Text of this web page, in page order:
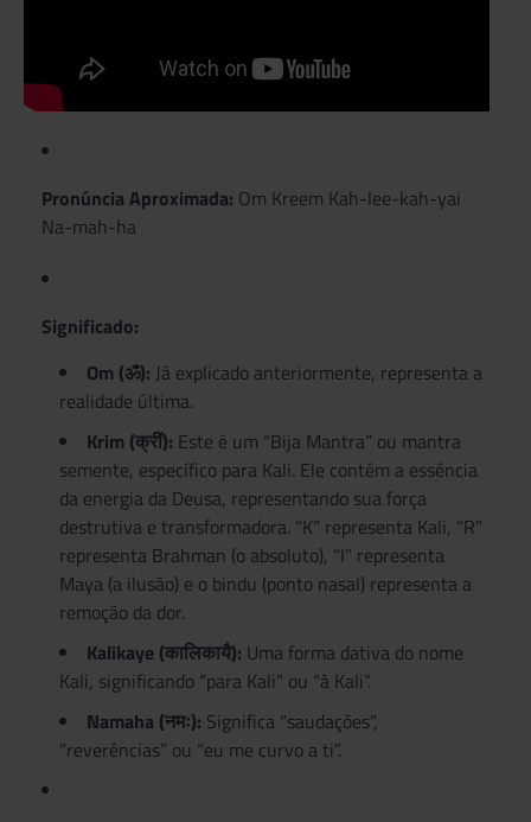
Pronúncia Aproximada: Om Kreem Kah-lee-kah-yai
Na-mah-ha
Significado:
Om (ॐ): Já explicado anteriormente, representa a
realidade última.
Krim (क्रीं): Este é um “Bija Mantra” ou mantra
semente, específico para Kali. Ele contém a essência
da energia da Deusa, representando sua força
destrutiva e transformadora. “K” representa Kali, “R”
representa Brahman (o absoluto), “I” representa
Maya (a ilusão) e o bindu (ponto nasal) representa a
remoção da dor.
Kalikaye (कालिकायै): Uma forma dativa do nome
Kali, significando “para Kali” ou “à Kali”.
Namaha (नमः): Significa “saudações”,
“reverências” ou “eu me curvo a ti”.